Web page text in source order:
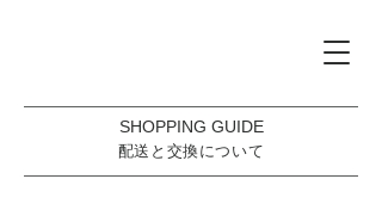
SHOPPING GUIDE
配送と交換について